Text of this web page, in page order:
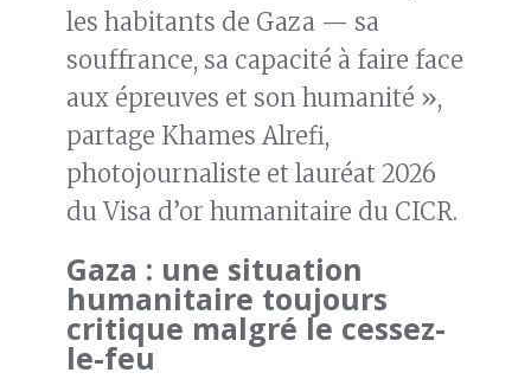
les habitants de Gaza — sa
souffrance, sa capacité à faire face
aux épreuves et son humanité »,
partage Khames Alrefi,
photojournaliste et lauréat 2026
du Visa d’or humanitaire du CICR.
Gaza : une situation
humanitaire toujours
critique malgré le cessez-
le-feu